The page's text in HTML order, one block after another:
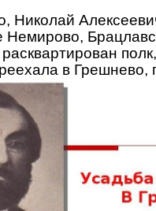
Николай
Немирово,
в Грешнево,